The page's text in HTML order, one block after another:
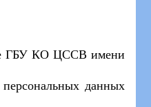
ГБУ КО ЦССВ имени
данных